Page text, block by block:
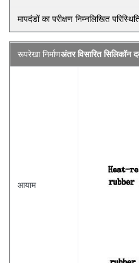
मापदंडों का परीक्षण निम्नलिखित
रूपरेखा निर्माणअंतर विसारित सिलिकॉन
आयाम